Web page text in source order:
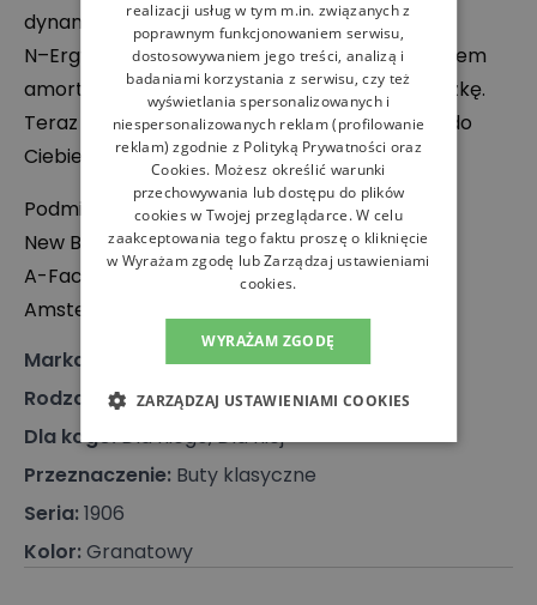
dynamiczne skręty stopy podczas chodu.
N–Ergy – zaawansowany technologicznie system
amortyzacji wykorzystujący ultralekką poduszkę.
Teraz energia włożona w każdy krok powróci do
Ciebie zamiast pozostać w podłożu.
Podmiot odpowiedzialny:
New Balance Europe BV
A-Factorij, Pilotenstraat 35 – 45, 1059 CH
Amsterdam, Holandia
Marka
New Balance
Rodzaj
Obuwie, Sneakersy
Dla kogo:Dla niego, Dla niej
Przeznaczenie: Buty klasyczne
Seria:1906
Kolor:Granatowy
realizacji usług w tym m.in. związanych z
poprawnym funkcjonowaniem serwisu,
dostosowywaniem jego treści, analizą i
badaniami korzystania z serwisu, czy też
wyświetlania spersonalizowanych i
niespersonalizowanych reklam (profilowanie
reklam) zgodnie z Polityką Prywatności oraz
Cookies. Możesz określić warunki
przechowywania lub dostępu do plików
cookies w Twojej przeglądarce. W celu
zaakceptowania tego faktu proszę o kliknięcie
w Wyrażam zgodę lub Zarządzaj ustawieniami
cookies.
WYRAŻAM ZGODĘ
ZARZĄDZAJ USTAWIENIAMI COOKIES